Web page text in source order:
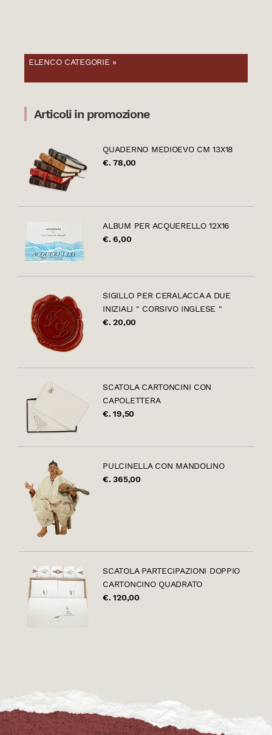
ELENCO CATEGORIE »
Articoli in promozione
QUADERNO MEDIOEVO CM 13X18
€. 78,00
ALBUM PER ACQUERELLO 12X16
€. 6,00
SIGILLO PER CERALACCA A DUE
INIZIALI " CORSIVO INGLESE "
€. 20,00
SCATOLA CARTONCINI CON
CAPOLETTERA
€. 19,50
PULCINELLA CON MANDOLINO
€. 365,00
SCATOLA PARTECIPAZIONI DOPPIO
CARTONCINO QUADRATO
€. 120,00